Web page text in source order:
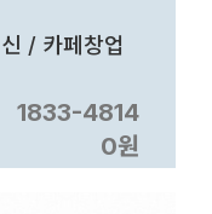
/ 카페창업
1833-4814
0원